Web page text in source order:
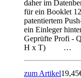
daher im
für ein Booklet
patentiertem
ein Einleger
Geprüfte Profi -
H x T) …
zum Artikel